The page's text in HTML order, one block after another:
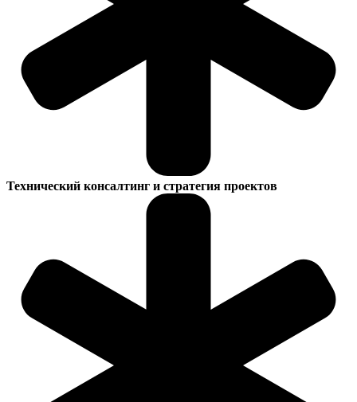
Технический консалтинг и стратегия проектов